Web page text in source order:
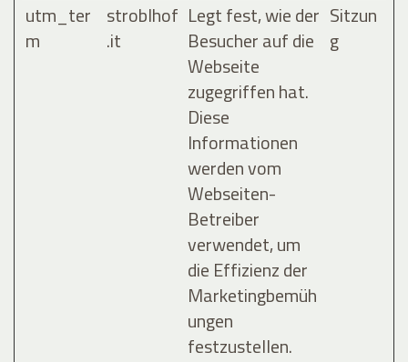
utm_ter
m
stroblhof
.it
Legt fest, wie der
Besucher auf die
Webseite
zugegriffen hat.
Diese
Informationen
werden vom
Webseiten-
Betreiber
verwendet, um
die Effizienz der
Marketingbemüh
ungen
festzustellen.
Sitzun
g